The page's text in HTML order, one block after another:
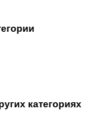
категориях